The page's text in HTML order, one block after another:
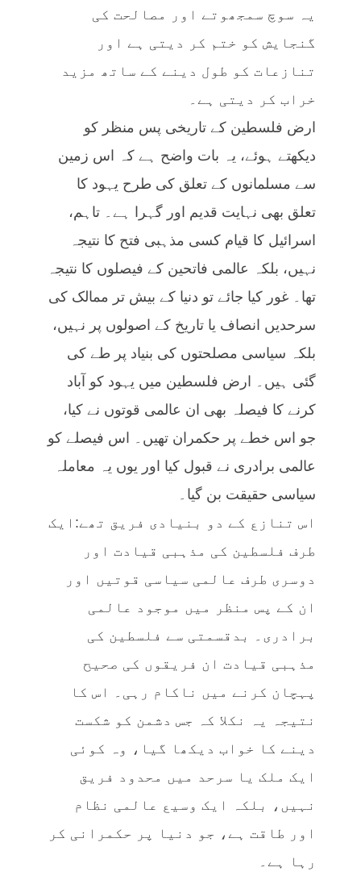
یہ سوچ سمجھوتے اور مصالحت کی
گنجایش کو ختم کر دیتی ہے اور
تنازعات کو طول دینے کے ساتھ مزید
خراب کر دیتی ہے۔
ارض فلسطین کے تاریخی پس منظر کو
دیکھتے ہوئے، یہ بات واضح ہے کہ اس زمین
سے مسلمانوں کے تعلق کی طرح یہود کا
تعلق بھی نہایت قدیم اور گہرا ہے۔ تاہم،
اسرائیل کا قیام کسی مذہبی فتح کا نتیجہ
نہیں، بلکہ عالمی فاتحین کے فیصلوں کا نتیجہ
تھا۔ غور کیا جائے تو دنیا کے بیش تر ممالک کی
سرحدیں انصاف یا تاریخ کے اصولوں پر نہیں،
بلکہ سیاسی مصلحتوں کی بنیاد پر طے کی
گئی ہیں۔ ارض فلسطین میں یہود کو آباد
کرنے کا فیصلہ بھی ان عالمی قوتوں نے کیا،
جو اس خطے پر حکمران تھیں۔ اس فیصلے کو
عالمی برادری نے قبول کیا اور یوں یہ معاملہ
سیاسی حقیقت بن گیا۔
اس تنازع کے دو بنیادی فریق تھے:ایک
طرف فلسطین کی مذہبی قیادت اور
دوسری طرف عالمی سیاسی قوتیں اور
ان کے پس منظر میں موجود عالمی
برادری۔ بدقسمتی سے فلسطین کی
مذہبی قیادت ان فریقوں کی صحیح
پہچان کرنے میں ناکام رہی۔ اس کا
نتیجہ یہ نکلا کہ جس دشمن کو شکست
دینے کا خواب دیکھا گیا، وہ کوئی
ایک ملک یا سرحد میں محدود فریق
نہیں، بلکہ ایک وسیع عالمی نظام
اور طاقت ہے، جو دنیا پر حکمرانی کر
رہا ہے۔